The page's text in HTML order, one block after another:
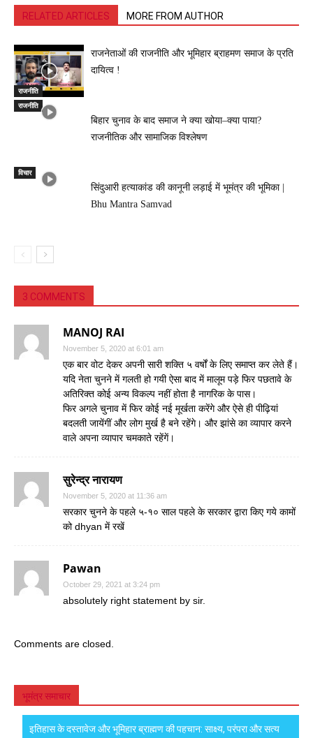
RELATED ARTICLES MORE FROM AUTHOR
राजनीति
राजनेताओं की राजनीति और भूमिहार ब्राहमण समाज के प्रति
दायित्व !
राजनीति
बिहार चुनाव के बाद समाज ने क्या खोया–क्या पाया?
राजनीतिक और सामाजिक विश्लेषण
विचार
सिंदुआरी हत्याकांड की कानूनी लड़ाई में भूमंत्र की भूमिका |
Bhu Mantra Samvad
3 COMMENTS
MANOJ RAI
November 5, 2020 at 6:01 am
एक बार वोट देकर अपनी सारी शक्ति ५ वर्षों के लिए समाप्त कर लेते हैं।
यदि नेता चुनने में गलती हो गयी ऐसा बाद में मालूम पड़े फिर पछतावे के
अतिरिक्त कोई अन्य विकल्प नहीं होता है नागरिक के पास।
फिर अगले चुनाव में फिर कोई नई मूर्खता करेंगे और ऐसे ही पीढ़ियां
बदलती जायेंगीं और लोग मुर्ख है बने रहेंगे। और झांसे का व्यापार करने
वाले अपना व्यापार चमकाते रहेंगें।
सुरेन्द्र नारायण
November 5, 2020 at 11:36 am
सरकार चुनने के पहले ५-१० साल पहले के सरकार द्वारा किए गये कामों
को dhyan में रखें
Pawan
October 29, 2021 at 3:24 pm
absolutely right statement by sir.
Comments are closed.
भूमंत्र समाचार
इतिहास के दस्तावेज और भूमिहार ब्राह्मण की पहचान: साक्ष्य, परंपरा और सत्य